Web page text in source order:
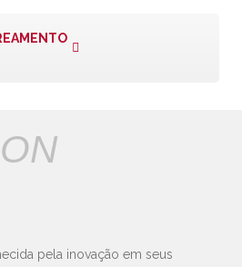
pela inovação em seus